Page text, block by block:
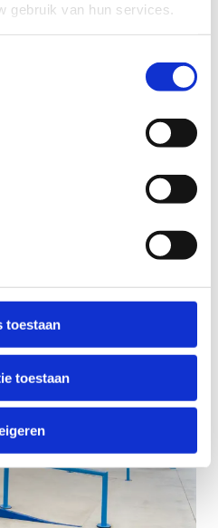
gebruik van hun services.
toestaan
toestaan
beleef
of een spannende
sportcomplex meer dan
volle actie, de coolste
Of je nu komt voor de
plek om tot rust te